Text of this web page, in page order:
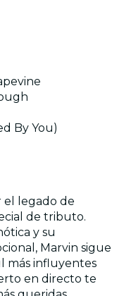
By You)
el legado de
de tributo.
y su
Marvin sigue
más influyentes
en directo te